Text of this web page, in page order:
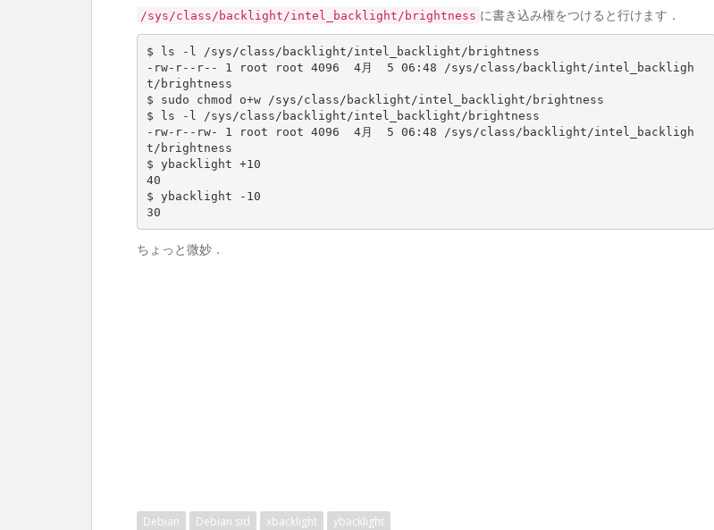
/sys/class/backlight/intel_backlight/brightness に書き込み権をつけると行けます．
$ ls -l /sys/class/backlight/intel_backlight/brightness
-rw-r--r-- 1 root root 4096
  4月
5 06 :48 /sys/class/backlight/intel_backligh
t/brightness
$ sudo chmod o+w /sys/class/backlight/intel_backlight/brightness
$ ls -l /sys/class/backlight/intel_backlight/brightness
-rw-r--rw- 1 root root 4096
  4月
5 06 :48 /sys/class/backlight/intel_backligh
t/brightness
40
30
ちょっと微妙．
Debian Debian sid xbacklight ybacklight